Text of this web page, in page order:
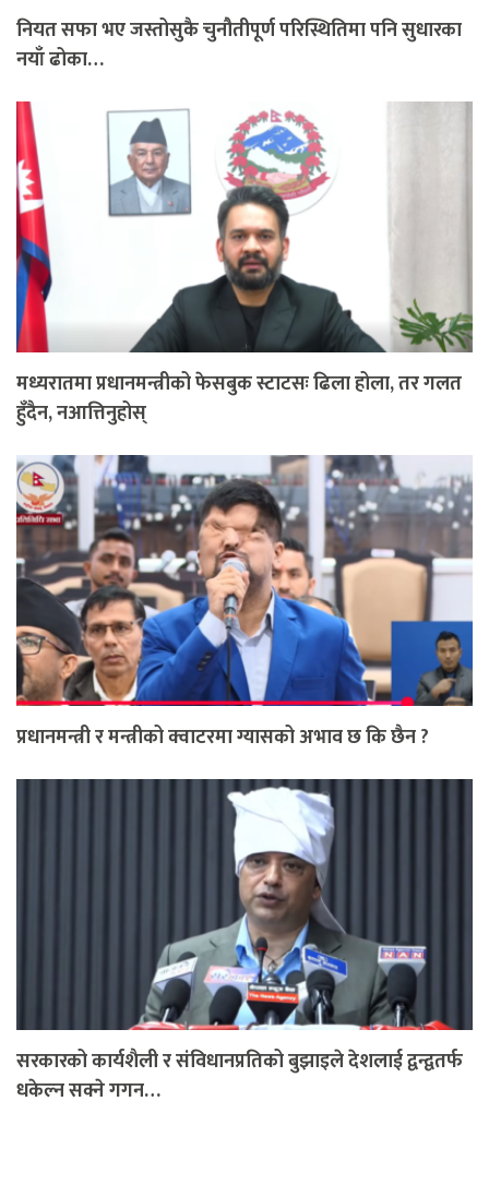
नियत सफा भए जस्तोसुकै चुनौतीपूर्ण परिस्थितिमा पनि सुधारका
नयाँ ढोका…
मध्यरातमा प्रधानमन्त्रीको फेसबुक स्टाटसः ढिला होला, तर गलत
हुँदैन, नआत्तिनुहोस्
प्रधानमन्त्री र मन्त्रीको क्वाटरमा ग्यासको अभाव छ कि छैन ?
सरकारको कार्यशैली र संविधानप्रतिको बुझाइले देशलाई द्वन्द्वतर्फ
धकेल्न सक्ने गगन…